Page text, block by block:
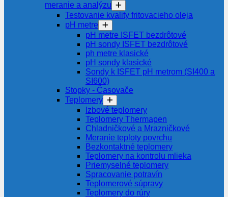
meranie a analýzu
Testovanie kvality fritovacieho oleja
pH metre
pH metre ISFET bezdrôtové
pH sondy ISFET bezdrôtové
ph metre klasické
pH sondy klasické
Sondy k ISFET pH metrom (SI400 a
SI600)
Stopky - Časovače
Teplomery
Izbové teplomery
Teplomery Thermapen
Chladničkové a Mrazničkové
Meranie teploty povrchu
Bezkontaktné teplomery
Teplomery na kontrolu mlieka
Priemyselné teplomery
Spracovanie potravín
Teplomerové súpravy
Teplomery do rúry